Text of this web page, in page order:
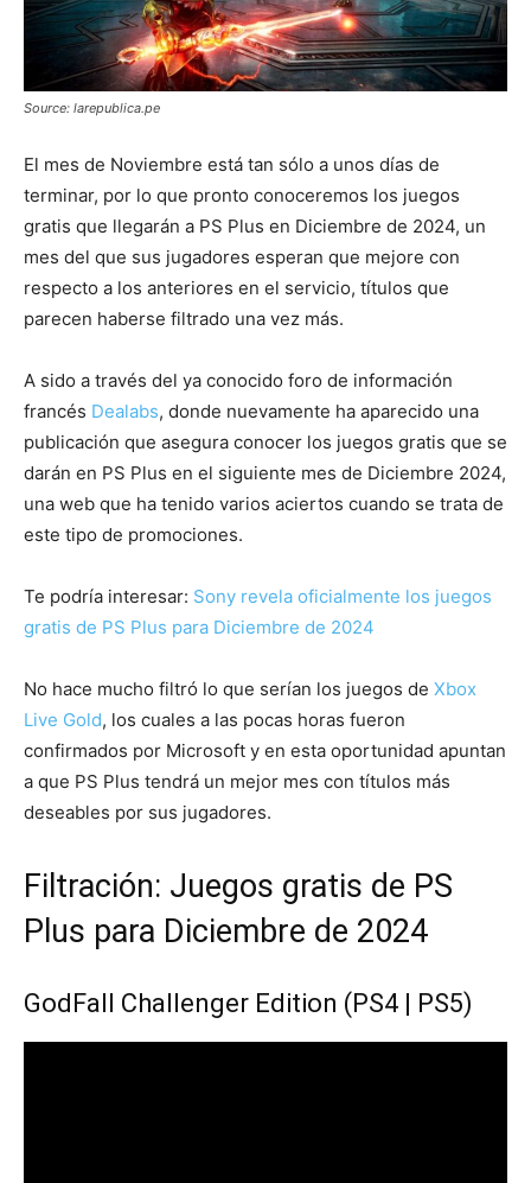
Source: larepublica.pe
El mes de Noviembre está tan sólo a unos días de
terminar, por lo que pronto conoceremos los juegos
gratis que llegarán a PS Plus en Diciembre de 2024, un
mes del que sus jugadores esperan que mejore con
respecto a los anteriores en el servicio, títulos que
parecen haberse filtrado una vez más.
A sido a través del ya conocido foro de información
francés Dealabs, donde nuevamente ha aparecido una
publicación que asegura conocer los juegos gratis que se
darán en PS Plus en el siguiente mes de Diciembre 2024,
una web que ha tenido varios aciertos cuando se trata de
este tipo de promociones.
Te podría interesar: Sony revela oficialmente los juegos
gratis de PS Plus para Diciembre de 2024
No hace mucho filtró lo que serían los juegos de Xbox
Live Gold, los cuales a las pocas horas fueron
confirmados por Microsoft y en esta oportunidad apuntan
a que PS Plus tendrá un mejor mes con títulos más
deseables por sus jugadores.
Filtración: Juegos gratis de PS
Plus para Diciembre de 2024
GodFall Challenger Edition (PS4 | PS5)